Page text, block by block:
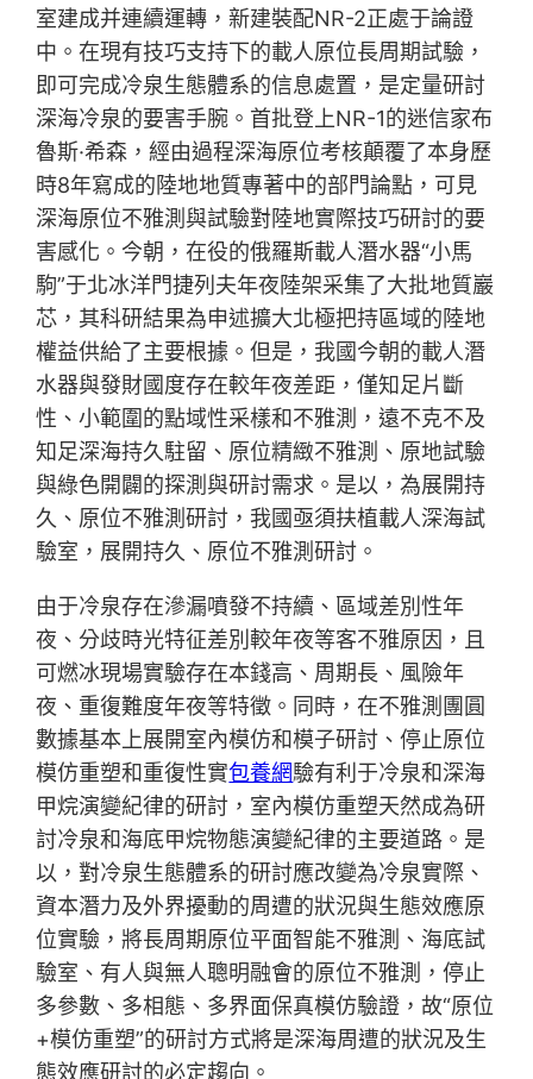
室建成并連續運轉，新建裝配NR-2正處于論證
中。在現有技巧支持下的載人原位長周期試驗，
即可完成冷泉生態體系的信息處置，是定量研討
深海冷泉的要害手腕。首批登上NR-1的迷信家布
魯斯·希森，經由過程深海原位考核顛覆了本身歷
時8年寫成的陸地地質專著中的部門論點，可見
深海原位不雅測與試驗對陸地實際技巧研討的要
害感化。今朝，在役的俄羅斯載人潛水器“小馬
駒”于北冰洋門捷列夫年夜陸架采集了大批地質巖
芯，其科研結果為申述擴大北極把持區域的陸地
權益供給了主要根據。但是，我國今朝的載人潛
水器與發財國度存在較年夜差距，僅知足片斷
性、小範圍的點域性采樣和不雅測，遠不克不及
知足深海持久駐留、原位精緻不雅測、原地試驗
與綠色開闢的探測與研討需求。是以，為展開持
久、原位不雅測研討，我國亟須扶植載人深海試
驗室，展開持久、原位不雅測研討。
由于冷泉存在滲漏噴發不持續、區域差別性年
夜、分歧時光特征差別較年夜等客不雅原因，且
可燃冰現場實驗存在本錢高、周期長、風險年
夜、重復難度年夜等特徵。同時，在不雅測團圓
數據基本上展開室內模仿和模子研討、停止原位
模仿重塑和重復性實包養網驗有利于冷泉和深海
甲烷演變紀律的研討，室內模仿重塑天然成為研
討冷泉和海底甲烷物態演變紀律的主要道路。是
以，對冷泉生態體系的研討應改變為冷泉實際、
資本潛力及外界擾動的周遭的狀況與生態效應原
位實驗，將長周期原位平面智能不雅測、海底試
驗室、有人與無人聰明融會的原位不雅測，停止
多參數、多相態、多界面保真模仿驗證，故“原位
+模仿重塑”的研討方式將是深海周遭的狀況及生
態效應研討的必定趨向。